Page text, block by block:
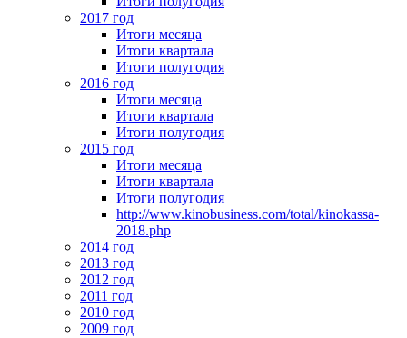
2017 год
Итоги месяца
Итоги квартала
Итоги полугодия
2016 год
Итоги месяца
Итоги квартала
Итоги полугодия
2015 год
Итоги месяца
Итоги квартала
Итоги полугодия
http://www.kinobusiness.com/total/kinokassa-
2018.php
2014 год
2013 год
2012 год
2011 год
2010 год
2009 год